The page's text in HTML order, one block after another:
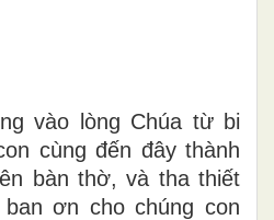
vào lòng Chúa từ bi
cùng đến đây thành
bàn thờ, và tha thiết
ơn cho chúng con